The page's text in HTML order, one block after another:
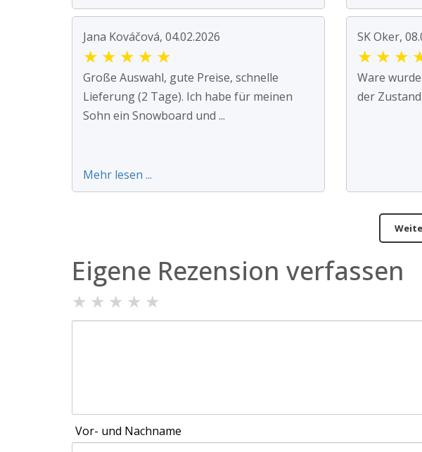
Jana Kováčová, 04.02.2026
★ ★ ★ ★ ★
Große Auswahl, gute Preise, schnelle
Lieferung (2 Tage). Ich habe für meinen
Sohn ein Snowboard und ...
Mehr lesen ...
SK Oker,
★ ★ ★
Ware
der
Eigene Rezension verfassen
★ ★ ★ ★ ★
Vor- und Nachname